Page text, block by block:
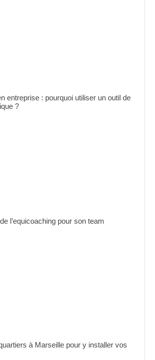
entreprise : pourquoi utiliser un outil de
?
l’equicoaching pour son team
à Marseille pour y installer vos